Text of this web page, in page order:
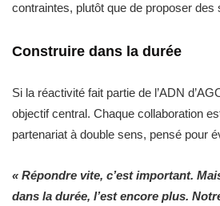
contraintes, plutôt que de proposer des
Construire dans la durée
Si la réactivité fait partie de l’ADN
objectif central. Chaque collaboration
partenariat à double sens, pensé pour
« Répondre vite, c’est important.
dans la durée, l’est encore plus.